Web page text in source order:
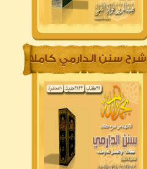
شرح سنن الدارمي كاملا